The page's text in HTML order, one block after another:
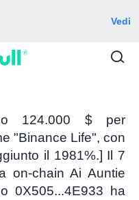
Vedi
124.000 $ per
"Binance Life", con
il 1981%.] Il 7
on-chain Ai Auntie
0X505...4E933 ha